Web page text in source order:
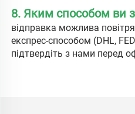
відправка можлива
експрес-способом (DHL,
підтвердіть з нами перед